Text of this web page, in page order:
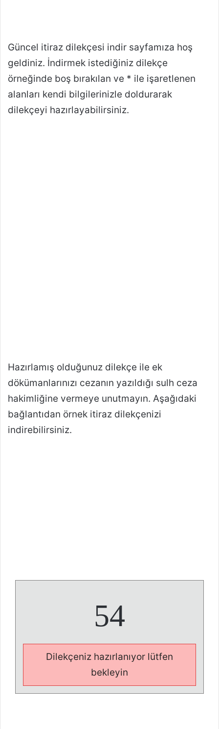
Güncel itiraz dilekçesi indir sayfamıza hoş
geldiniz. İndirmek istediğiniz dilekçe
örneğinde boş bırakılan ve * ile işaretlenen
alanları kendi bilgilerinizle doldurarak
dilekçeyi hazırlayabilirsiniz.
Hazırlamış olduğunuz dilekçe ile ek
dökümanlarınızı cezanın yazıldığı sulh ceza
hakimliğine vermeye unutmayın. Aşağıdaki
bağlantıdan örnek itiraz dilekçenizi
indirebilirsiniz.
54
Dilekçeniz hazırlanıyor lütfen
bekleyin